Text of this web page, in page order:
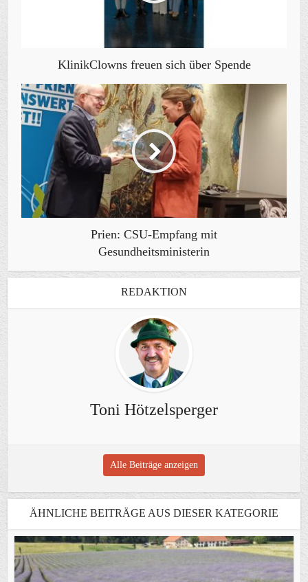
KlinikClowns freuen sich über Spende
Prien: CSU-Empfang mit
Gesundheitsministerin
REDAKTION
Toni Hötzelsperger
Alle Beiträge anzeigen
ÄHNLICHE BEITRÄGE AUS DIESER KATEGORIE